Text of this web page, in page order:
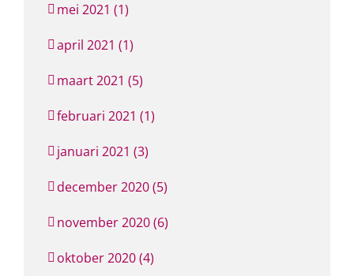
mei 2021 (1)
april 2021 (1)
maart 2021 (5)
februari 2021 (1)
januari 2021 (3)
december 2020 (5)
november 2020 (6)
oktober 2020 (4)